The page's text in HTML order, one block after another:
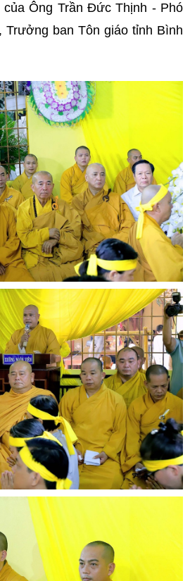
Ông Trần Đức Thịnh - Phó
Trưởng ban Tôn giáo tỉnh Bình